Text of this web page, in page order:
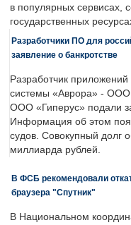
в популярных сервисах,
государственных
Разработчики ПО для
заявление о банкротстве
Разработчик
системы «Аврора» - ООО
ООО «Гиперус» подали
Информация об этом
судов. Совокупный долг
миллиарда рублей.
В ФСБ рекомендовали
браузера "Спутник"
В Национальном